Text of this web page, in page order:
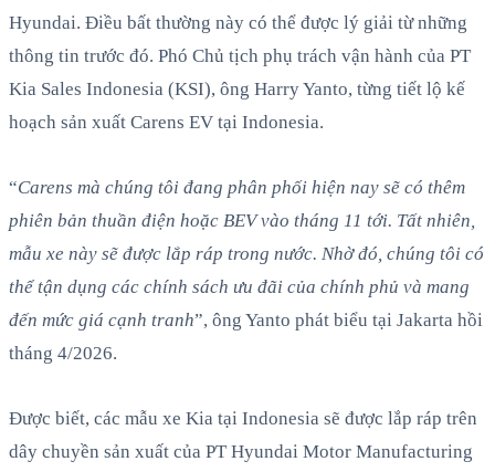
Hyundai. Điều bất thường này có thể được lý giải từ những
thông tin trước đó. Phó Chủ tịch phụ trách vận hành của PT
Kia Sales Indonesia (KSI), ông Harry Yanto, từng tiết lộ kế
hoạch sản xuất Carens EV tại Indonesia.
“Carens mà chúng tôi đang phân phối hiện nay sẽ có thêm
phiên bản thuần điện hoặc BEV vào tháng 11 tới. Tất nhiên,
mẫu xe này sẽ được lắp ráp trong nước. Nhờ đó, chúng tôi có
thể tận dụng các chính sách ưu đãi của chính phủ và mang
đến mức giá cạnh tranh”, ông Yanto phát biểu tại Jakarta hồi
tháng 4/2026.
Được biết, các mẫu xe Kia tại Indonesia sẽ được lắp ráp trên
dây chuyền sản xuất của PT Hyundai Motor Manufacturing